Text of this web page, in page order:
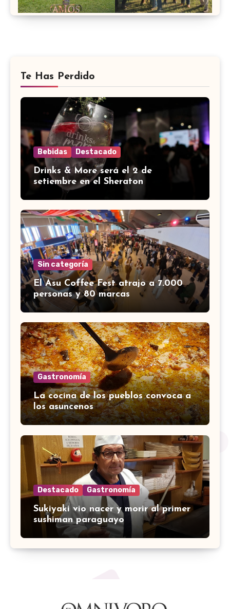
Te Has Perdido
Bebidas Destacado
Drinks & More será el 2 de
setiembre en el Sheraton
Sin categoría
El Asu Coffee Fest atrajo a 7.000
personas y 80 marcas
Gastronomía
La cocina de los pueblos convoca a
los asuncenos
Destacado Gastronomía
Sukiyaki vio nacer y morir al primer
sushiman paraguayo